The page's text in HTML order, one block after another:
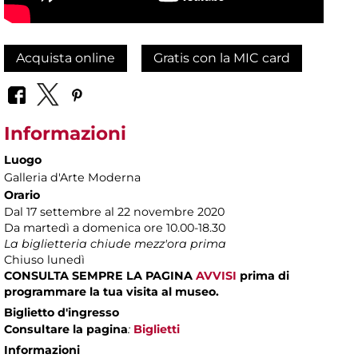
Acquista online Gratis con la MIC card
Informazioni
Luogo
Galleria d'Arte Moderna
Orario
Dal 17 settembre al 22 novembre 2020
Da martedì a domenica ore 10.00-18.30
La biglietteria chiude mezz'ora prima
Chiuso lunedì
CONSULTA SEMPRE LA PAGINA AVVISI prima di
programmare la tua visita al museo.
Biglietto d'ingresso
Consultare la pagina: Biglietti
Informazioni